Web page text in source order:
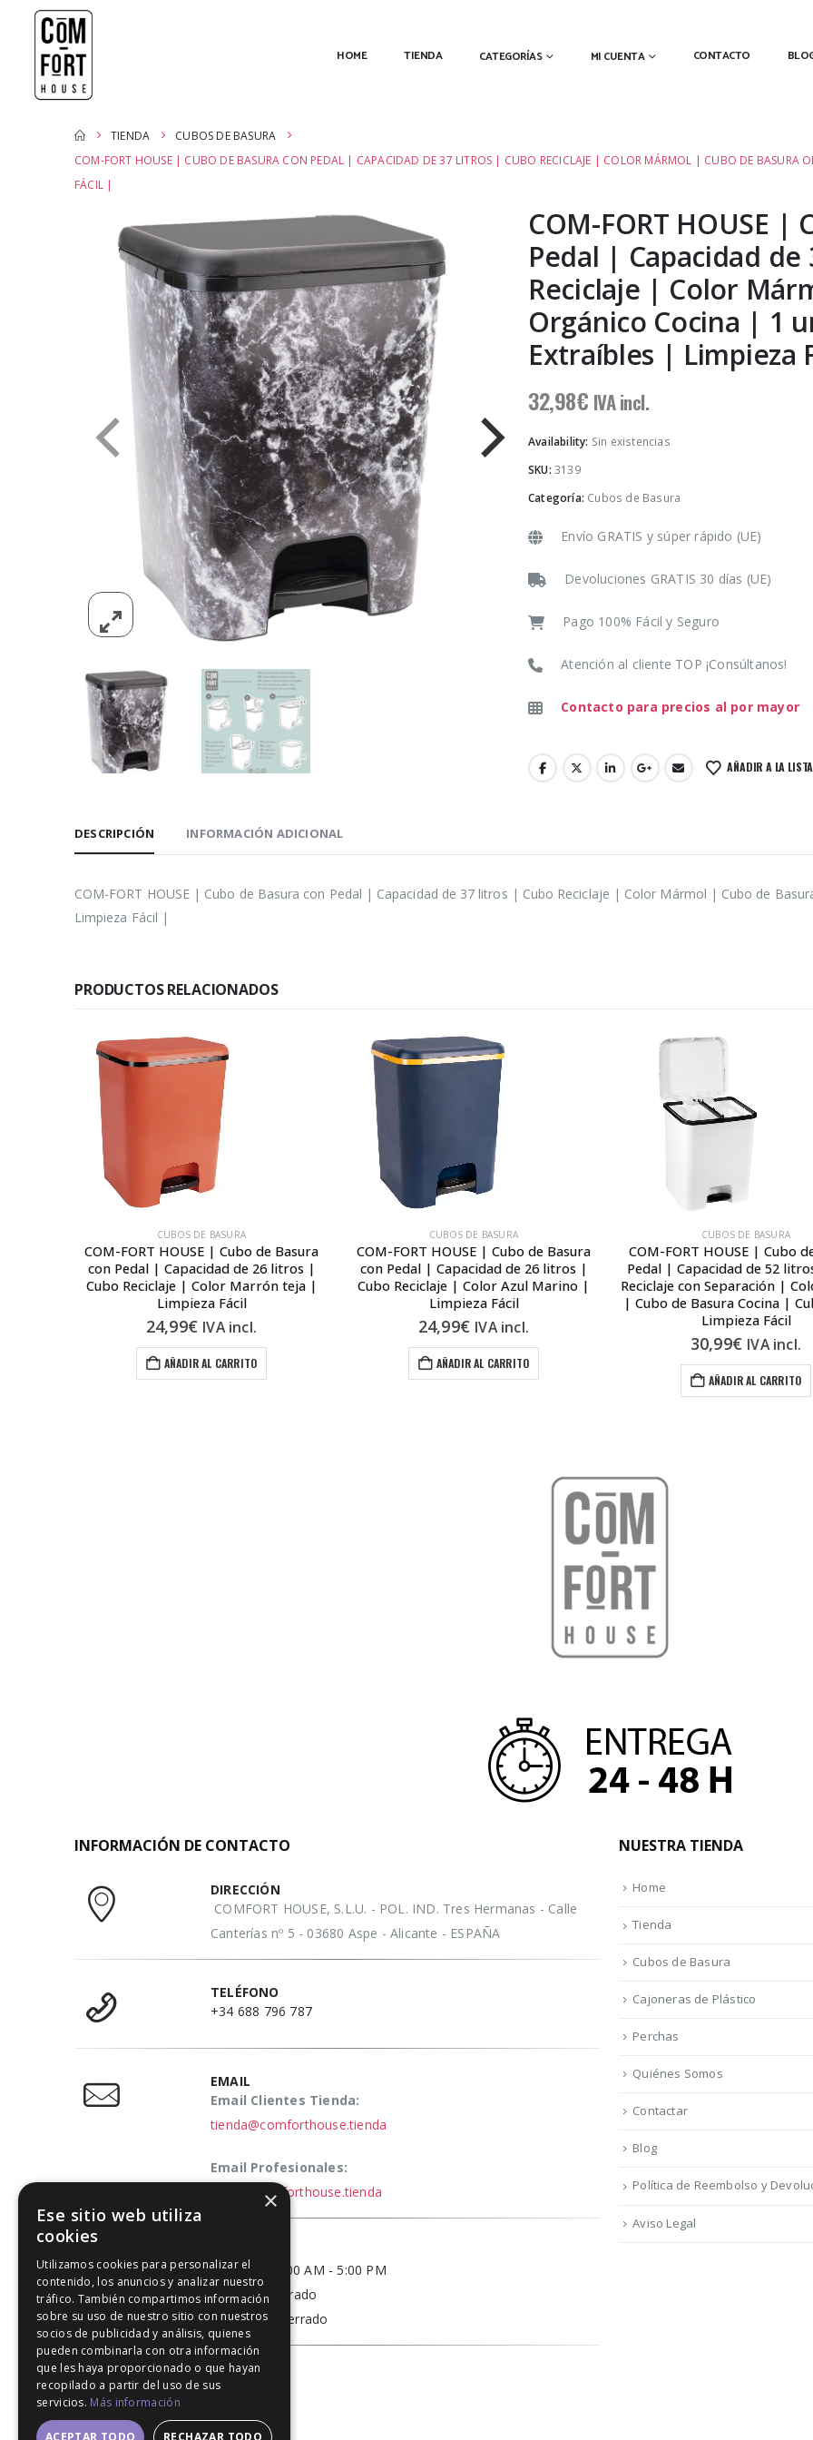
HOME TIENDA CATEGORÍAS MI CUENTA CONTACTO
TIENDA
CUBOS DE BASURA
COM-FORT HOUSE | CUBO DE BASURA CON PEDAL | CAPACIDAD DE 37 LITROS | CUBO RECICLAJE | COLOR MÁRMOL | CUBO DE BASURA
FÁCIL |
COM-FORT HOUSE |
Pedal | Capacidad
Reciclaje | Color
Orgánico Cocina | 1
Extraíbles | Limpieza
32,98€ IVA incl.
Availability: Sin existencias
SKU: 3139
Categoría: Cubos de Basura
Envío GRATIS y súper rápido (UE)
Devoluciones GRATIS 30 días (UE)
Pago 100% Fácil y Seguro
Atención al cliente TOP ¡Consúltanos!
Contacto para precios al por mayor
AÑADIR A LA
DESCRIPCIÓN INFORMACIÓN ADICIONAL
COM-FORT HOUSE | Cubo de Basura con Pedal | Capacidad de 37 litros | Cubo Reciclaje | Color Mármol | Cubo de
Limpieza Fácil |
PRODUCTOS RELACIONADOS
CUBOS DE BASURA
COM-FORT HOUSE | Cubo de Basura
con Pedal | Capacidad de 26 litros |
Cubo Reciclaje | Color Marrón teja |
Limpieza Fácil
24,99€ IVA incl.
AÑADIR AL CARRITO
CUBOS DE BASURA
COM-FORT HOUSE | Cubo de Basura
con Pedal | Capacidad de 26 litros |
Cubo Reciclaje | Color Azul Marino |
Limpieza Fácil
24,99€ IVA incl.
AÑADIR AL CARRITO
CUBOS DE BASURA
COM-FORT HOUSE | Cubo
Pedal | Capacidad de 52
Reciclaje con Separación |
| Cubo de Basura Cocina |
Limpieza Fácil
30,99€ IVA incl.
AÑADIR AL CARRITO
INFORMACIÓN DE CONTACTO
DIRECCIÓN
COMFORT HOUSE, S.L.U. - POL. IND. Tres Hermanas - Calle
Canterías nº 5 - 03680 Aspe - Alicante - ESPAÑA
TELÉFONO
+34 688 796 787
EMAIL
Email Clientes Tienda:
tienda@comforthouse.tienda
Email Profesionales:
elena@comforthouse.tienda
Lun - Vie / 9:00 AM - 5:00 PM
Sábado - Cerrado
Domingo - Cerrado
NUESTRA TIENDA
Home
Tienda
Cubos de Basura
Cajoneras de Plástico
Perchas
Quiénes Somos
Contactar
Blog
Política de Reembolso y
Aviso Legal
×
Ese sitio web utiliza
cookies
Utilizamos cookies para personalizar el
contenido, los anuncios y analizar nuestro
tráfico. También compartimos información
sobre su uso de nuestro sitio con nuestros
socios de publicidad y análisis, quienes
pueden combinarla con otra información
que les haya proporcionado o que hayan
recopilado a partir del uso de sus
servicios. Más información
ACEPTAR TODO RECHAZAR TODO